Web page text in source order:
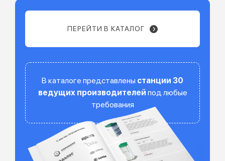
ПЕРЕЙТИ В КАТАЛОГ
В каталоге представлены станции 30
ведущих производителей под любые
требования